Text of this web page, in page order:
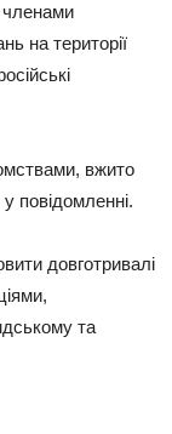
членами
на території
вжито
повідомленні.
довготривалі
та